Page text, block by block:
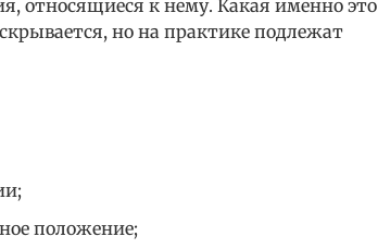
относящиеся к нему. Какая именно это
но на практике подлежат
положение;